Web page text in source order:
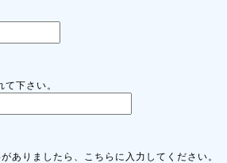
下さい。
ありましたら、こちらに入力してください。